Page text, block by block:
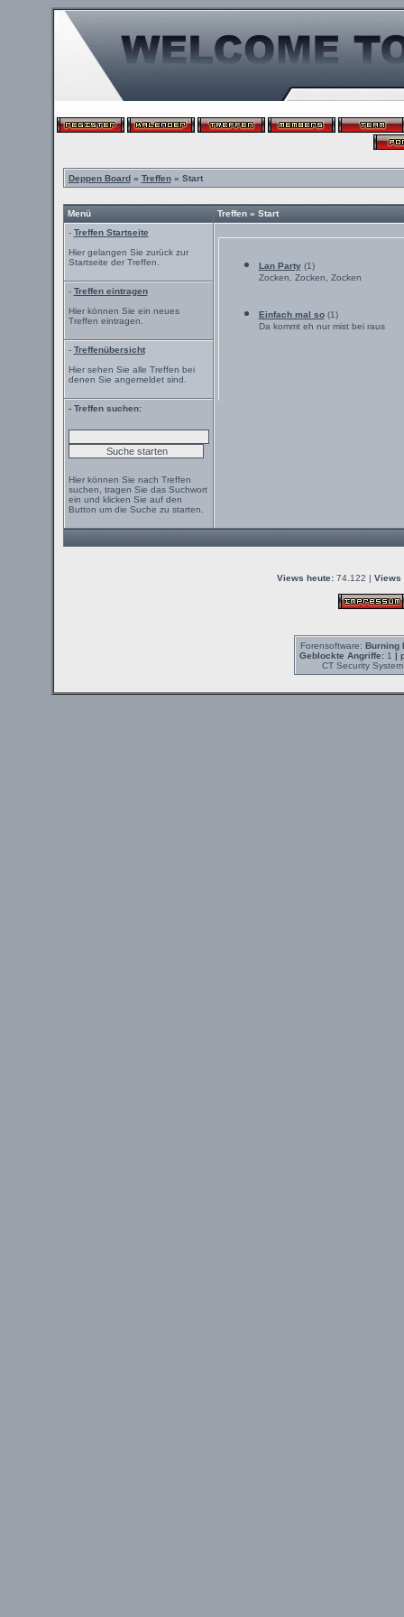
Deppen Board» Treffen» Start
Menü
Treffen » Start
- Treffen Startseite
Hier gelangen Sie zurück zur
Startseite der Treffen.
Lan Party(1)
Zocken, Zocken, Zocken
Einfach mal so(1)
Da kommt eh nur mist bei raus
- Treffen eintragen
Hier können Sie ein neues
Treffen eintragen.
- Treffenübersicht
Hier sehen Sie alle Treffen bei
denen Sie angemeldet sind.
- Treffen suchen:
Hier können Sie nach Treffen
suchen, tragen Sie das Suchwort
ein und klicken Sie auf den
Button um die Suche zu starten.
Views heute: 74.122 | Views
Forensoftware: Burning
Geblockte Angriffe:1 |
CT Security